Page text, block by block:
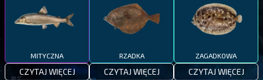
MITYCZNA
CZYTAJ WIĘCEJ
RZADKA
CZYTAJ WIĘCEJ
ZAGADKOWA
CZYTAJ WIĘCEJ